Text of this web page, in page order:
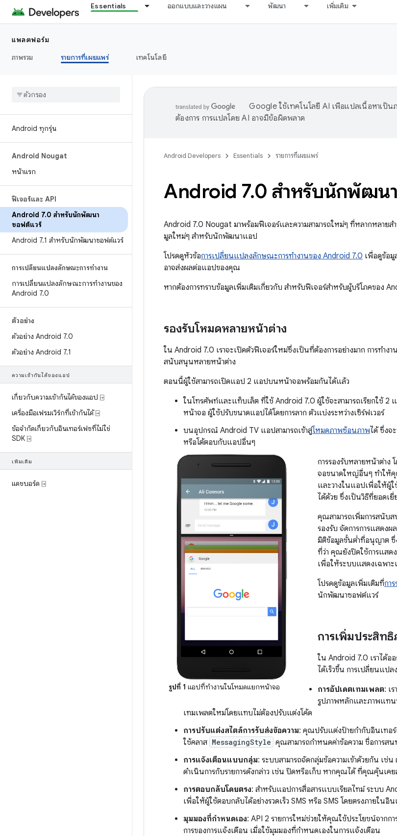
Essentials ออกแบบและวางแผน พัฒนา เพิ่มเติม
แพลตฟอร์ม
ภาพรวม
รายการที่เผยแพร่ เทคโนโลยี
Android ทุกรุ่น
Android Nougat
หน้าแรก
ฟีเจอร์และ API
Android 7.0 สำหรับนักพัฒนา
ซอฟต์แวร์
Android 7.1 สำหรับนักพัฒนาซอฟต์แวร์
การเปลี่ยนแปลงลักษณะการทำงาน
การเปลี่ยนแปลงลักษณะการทำงานของ
Android 7.0
ตัวอย่าง
ตัวอย่าง Android 7.0
ตัวอย่าง Android 7.1
ความเข้ากันได้ของแอป
เกี่ยวกับความเข้ากันได้ของแอป ⍈
เครื่องมือเฟรมเวิร์กที่เข้ากันได้ ⍈
ข้อจำกัดเกี่ยวกับอินเทอร์เฟซที่ไม่ใช่
SDK ⍈
เพิ่มเติม
แดชบอร์ด ⍈
Google ใช้เทคโนโลยี AI เพื่อแปลเนื้อหาเป็
ต้องการ การแปลโดย AI อาจมีข้อผิดพลาด
Android Developers Essentials รายการที่เผยแพร่
Android 7.0 สำหรับนักพัฒน
Android 7.0 Nougat มาพร้อมฟีเจอร์และความสามารถใหม่ๆ ที่หลากหลาย
มูลใหม่ๆ สำหรับนักพัฒนาแอป
โปรดดูหัวข้อการเปลี่ยนแปลงลักษณะการทํางานของ Android 7.0 เพื่อดูข้อ
อาจส่งผลต่อแอปของคุณ
หากต้องการทราบข้อมูลเพิ่มเติมเกี่ยวกับ สำหรับฟีเจอร์สำหรับผู้บริโภคของ
รองรับโหมดหลายหน้าต่าง
ใน Android 7.0 เราจะเปิดตัวฟีเจอร์ใหม่ซึ่งเป็นที่ต้องการอย่างมาก การท
สนับสนุนหลายหน้าต่าง
ตอนนี้ผู้ใช้สามารถเปิดแอป 2 แอปบนหน้าจอพร้อมกันได้แล้ว
ในโทรศัพท์และแท็บเล็ต ที่ใช้ Android 7.0 ผู้ใช้จะสามารถเรียกใช้
หน้าจอ ผู้ใช้ปรับขนาดแอปได้โดยการลาก ตัวแบ่งระหว่างเซิร์ฟเวอร์
บนอุปกรณ์ Android TV แอปสามารถเข้าสู่โหมดภาพซ้อนภาพได้ ซึ่งจ
หรือโต้ตอบกับแอปอื่นๆ
รูปที่ 1 แอปที่ทำงานในโหมดแยกหน้าจอ
การรองรับหลายหน้าต่า
จอขนาดใหญ่อื่นๆ ทำให้คุ
และวางในแอปเพื่อให้ผู้
ได้ด้วย ซึ่งเป็นวิธีที่ยอดเ
คุณสามารถเพิ่มการสนับ
รองรับ จัดการการแสดง
มิติข้อมูลขั้นต่ำที่อนุญาต ซึ่
ที่ว่า คุณยังปิดใช้การแสด
เพื่อให้ระบบแสดงเฉพา
โปรดดูข้อมูลเพิ่มเติมที่กา
นักพัฒนาซอฟต์แวร์
การเพิ่มประสิท
ใน Android 7.0 เราได้
ได้เร็วขึ้น การเปลี่ยนแป
การอัปเดตเทมเพลต: เ
รูปภาพหลักและภาพแทน
เทมเพลตใหม่โดยแทบไม่ต้องปรับแต่งโค้ด
การปรับแต่งสไตล์การรับส่งข้อความ: คุณปรับแต่งป้ายกำกับอินเทอร์
ใช้คลาส MessagingStyle คุณสามารถกำหนดค่าข้อความ ชื่อการส
การแจ้งเตือนแบบกลุ่ม: ระบบสามารถจัดกลุ่มข้อความเข้าด้วยกัน เช่
ดำเนินการกับรายการดังกล่าว เช่น ปิดหรือเก็บ หากคุณได้ ที่คุณคุ้นเค
การตอบกลับโดยตรง: สำหรับแอปการสื่อสารแบบเรียลไทม์ ระบบ
เพื่อให้ผู้ใช้ตอบกลับได้อย่างรวดเร็ว SMS หรือ SMS โดยตรงภายในอิ
มุมมองที่กำหนดเอง: API 2 รายการใหม่ช่วยให้คุณใช้ประโยชน์จาก
การของการแจ้งเตือน เมื่อใช้มุมมองที่กําหนดเองในการแจ้งเตือน